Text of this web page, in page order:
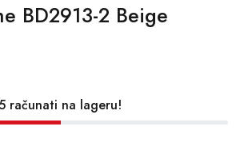
BD2913-2 Beige
računati na lageru!